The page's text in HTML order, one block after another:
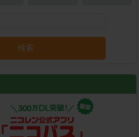
検索